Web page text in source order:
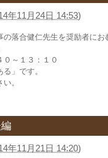
年11月24日 14:53)
落合健仁先生を奨励者に
０～１３：１０
」です。
。
年11月21日 14:20)